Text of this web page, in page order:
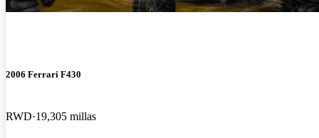
2006 Ferrari F430
RWD 19,305 millas